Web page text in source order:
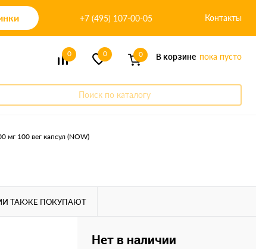
+7 (495) 107-00-05 Контакты
0 0 0 В корзине пока пусто
Поиск по каталогу
мг 100 вег капсул (NOW)
ТАКЖЕ ПОКУПАЮТ
Нет в наличии